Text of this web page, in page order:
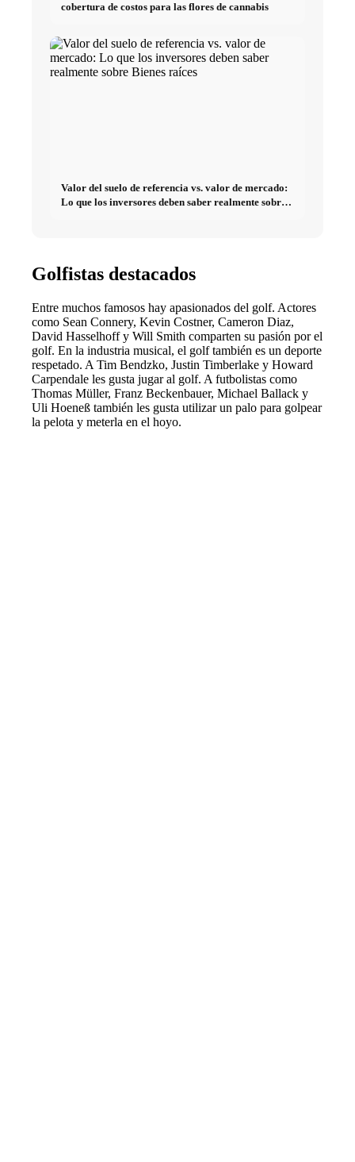
cobertura de costos para las flores de cannabis
Valor del suelo de referencia vs. valor de mercado:
Lo que los inversores deben saber realmente sobre
Golfistas destacados
Entre muchos famosos hay apasionados del golf. Actores
como Sean Connery, Kevin Costner, Cameron Diaz,
David Hasselhoff y Will Smith comparten su pasión por el
golf. En la industria musical, el golf también es un deporte
respetado. A Tim Bendzko, Justin Timberlake y Howard
Carpendale les gusta jugar al golf. A futbolistas como
Thomas Müller, Franz Beckenbauer, Michael Ballack y
Uli Hoeneß también les gusta utilizar un palo para golpear
la pelota y meterla en el hoyo.